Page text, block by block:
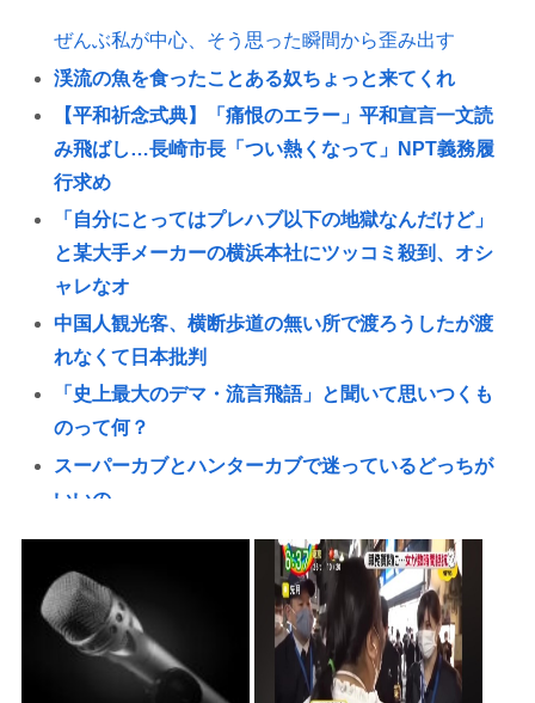
ぜんぶ私が中心、そう思った瞬間から歪み出す
渓流の魚を食ったことある奴ちょっと来てくれ
【平和祈念式典】「痛恨のエラー」平和宣言一文読
み飛ばし…長崎市長「つい熱くなって」NPT義務履
行求め
「自分にとってはプレハブ以下の地獄なんだけど」
と某大手メーカーの横浜本社にツッコミ殺到、オシ
ャレなオ
中国人観光客、横断歩道の無い所で渡ろうしたが渡
れなくて日本批判
「史上最大のデマ・流言飛語」と聞いて思いつくも
のって何？
スーパーカブとハンターカブで迷っているどっちが
いいの
Redditを読んでると外人って日本に対してはよく調
べもせずに思い込みで勝手に議論してるよな
JR東海「岐阜羽島で6時間寝ろ」史上初の夜行新幹線
を初運行 東京発22時新大阪着翌7時
専門家「シンギュラリティは来ない」これマジ？